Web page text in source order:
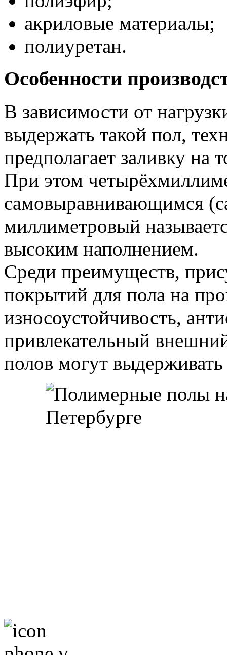
акриловые материалы;
полиуретан.
Особенности
В зависимости от
выдержать такой пол,
предполагает заливку
При этом
самовыравнивающимся
миллиметровый
высоким наполнением.
Среди преимуществ,
покрытий для пола на
износоустойчивость,
привлекательный
полов могут